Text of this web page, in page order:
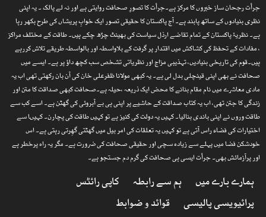
جرأت رجحان ساز خبروں کا مرکز ہے۔جرأت کا تصورِ صحافت روایتی ہے اور نہ لے پالک ۔ یہ اپنی
نظری بنیادوں کے ساتھ پابند ہے۔ آج پاکستان کا حقیقی تصور ایک خوابِ پریشاں کی طرح بکھر رہا
ہے۔ نظریۂ پاکستان کے تمام تقاضے ارذل سیاست کی بھینٹ چڑھ چکے ہیں۔ طاقت کے مختلف مراکز
، مفادات کے تحفظ کی کشاکش میں اقتدار پر گرفت کے بلاواسطہ اور بالواسطہ طریقے تلاش کررہے
ہیں۔قوم کی تاریخی بنیادیں، تہذیبی مزاج اور نظریاتی تشخص سب کچھ داؤ پر ہے۔ ایسے میں
صحافت نے بھی اپنی قینچلی بدل لی ہے۔ یہ کبھی مولانا ظفرعلی خان کی آن بان رکھتی تھی اب یہ
مادی معاشرے میں نام مقام بنانے کا محض ایک ذریعہ ،حیلہ ہے۔صحافت کبھی صداقت کا متن اور
زندگی کا جتن تھی، اب یہ کتاب صداقت کے حاشیے پر اپنی ہی بے آبروئی کی گھٹن ہے۔ اسے کب سے
طاقت وروں نے اپنی باندی بنالیا۔ کہیں یہ دولت کی کنیز ہے تو کہیں طاقت کی پچارن۔ کہیںا سے
اختیارات کی فضاء راس آتی ہے تو کہیں یہ تعلقات کی امر بیل میں گھٹتی گھِرتی رہتی ہے۔ اس
خودشکن فضا میں پہلے سے زیادہ سچی اور حقیقی صحافت کی ضرورت ہے۔ مگر یہ راہ پرخطر ہے
اور پرآزمائش بھی۔ جرأت ایسی ہی صحافت کی گرم دم جستجو ہے۔
ہمارے بارے میں ہم سے رابطہ
کاپی رائٹس
پرائیویسی پالیسی
قوائد و ضوابط